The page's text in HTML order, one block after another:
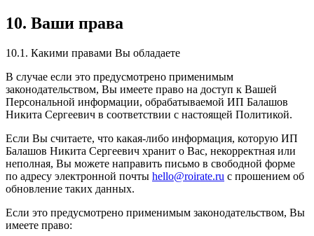
10. Ваши права
10.1. Какими правами Вы обладаете
В случае если это предусмотрено применимым
законодательством, Вы имеете право на доступ к Вашей
Персональной информации, обрабатываемой ИП Балашов
Никита Сергеевич в соответствии с настоящей Политикой.
Если Вы считаете, что какая-либо информация, которую ИП
Балашов Никита Сергеевич хранит о Вас, некорректная или
неполная, Вы можете направить письмо в свободной форме
по адресу электронной почты hello@roirate.ru с прошением об
обновление таких данных.
Если это предусмотрено применимым законодательством, Вы
имеете право: